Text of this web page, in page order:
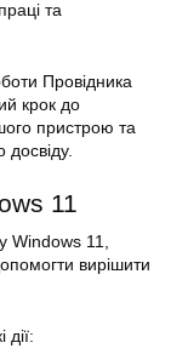
та
Провідника
крок до
пристрою та
досвіду.
11
Windows 11,
вирішити